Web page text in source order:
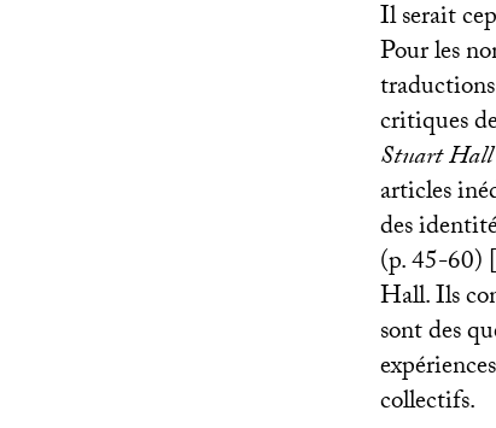
Il serait
Pour les
critiques
Stuart Hall
articles
des
(p. 45-60)[
Hall. Ils
sont des
collectifs.